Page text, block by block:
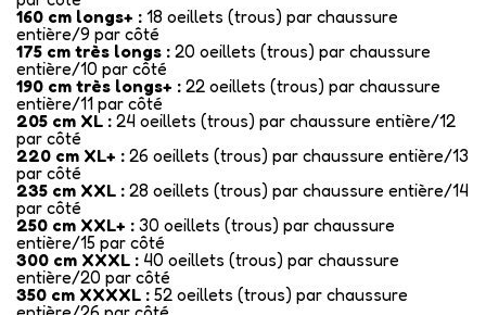
160 cm longs+ : 18 oeillets (trous) par chaussure
entière/9 par côté
175 cm très longs : 20 oeillets (trous) par chaussure
entière/10 par côté
190 cm très longs+ : 22 oeillets (trous) par chaussure
entière/11 par côté
205 cm XL : 24 oeillets (trous) par chaussure entière/12
par côté
220 cm XL+ : 26 oeillets (trous) par chaussure entière/13
par côté
235 cm XXL : 28 oeillets (trous) par chaussure entière/14
par côté
250 cm XXL+ : 30 oeillets (trous) par chaussure
entière/15 par côté
300 cm XXXL : 40 oeillets (trous) par chaussure
entière/20 par côté
350 cm XXXXL : 52 oeillets (trous) par chaussure